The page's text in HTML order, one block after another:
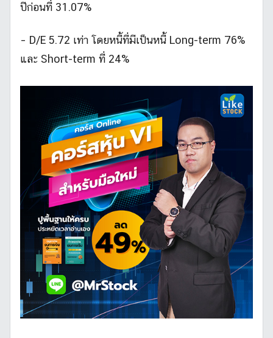
ปีก่อนที่ 31.07%
– D/E 5.72 เท่า โดยหนี้ที่มีเป็นหนี้ Long-term 76%
และ Short-term ที่ 24%